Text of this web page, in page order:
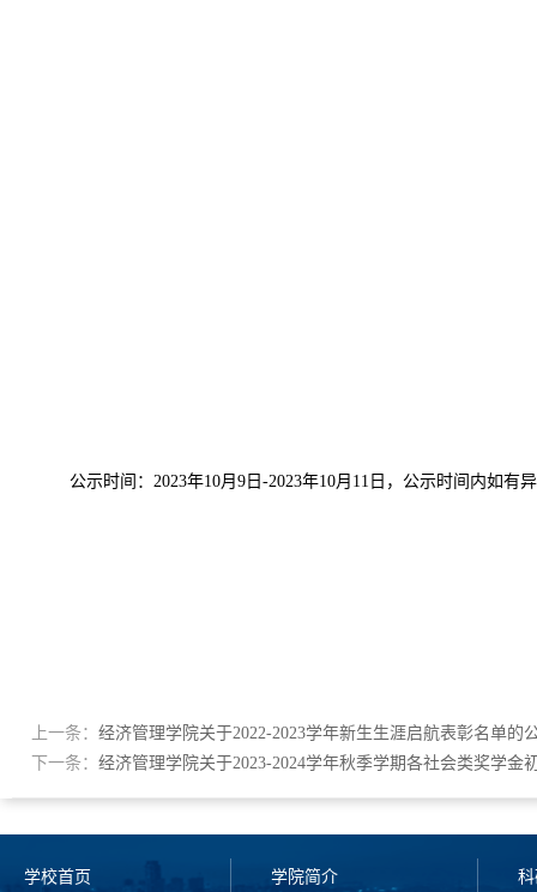
公示时间： 2023年10月 9 日 -2023年10月 11 日，公示时间内如有
上一条： 经济管理学院关于2022-2023学年新生生涯启航表彰名单的
下一条： 经济管理学院关于2023-2024学年秋季学期各社会类奖学金
学校首页
学院简介